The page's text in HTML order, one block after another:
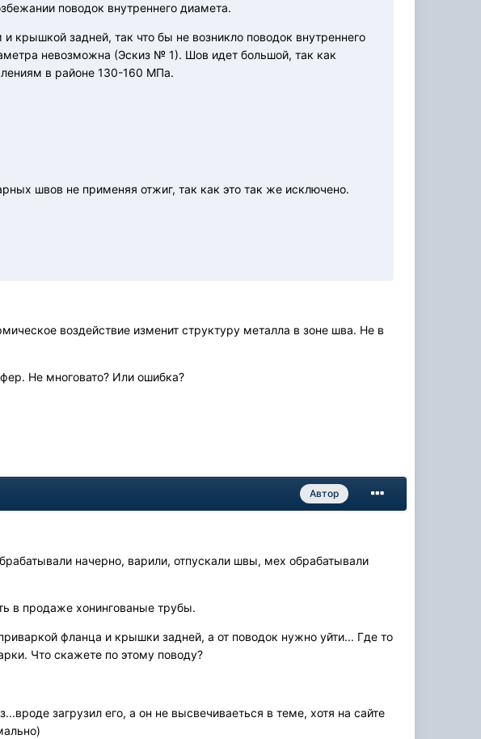
поводок внутреннего диамета.
крышкой задней, так что бы не возникло поводок внутреннего
невозможна (Эскиз № 1). Шов идет большой, так как
в районе 130-160 МПа.
швов не применяя отжиг, так как это так же исключено.
воздействие изменит структуру металла в зоне шва. Не в
Не многовато? Или ошибка?
Автор
начерно, варили, отпускали швы, мех обрабатывали
в продаже хонингованые трубы.
фланца и крышки задней, а от поводок нужно уйти... Где то
Что скажете по этому поводу?
загрузил его, а он не высвечиваеться в теме, хотя на сайте